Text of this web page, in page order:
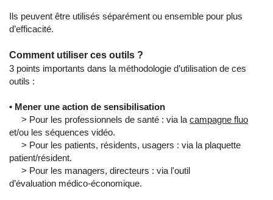
Ils peuvent être utilisés séparément ou ensemble pour plus
d’efficacité.
Comment utiliser ces outils ?
3 points importants dans la méthodologie d’utilisation de ces
outils :
• Mener une action de sensibilisation
> Pour les professionnels de santé : via la campagne fluo
et/ou les séquences vidéo.
> Pour les patients, résidents, usagers : via la plaquette
patient/résident.
> Pour les managers, directeurs : via l'outil
d’évaluation médico-économique.